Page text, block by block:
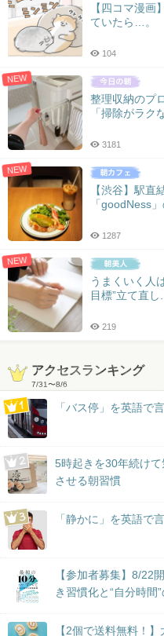
【四コマ漫画
ていたら…。
104
NEW
整理収納のプ
「掃除がラク
3181
NEW
【渋谷】駅直
「goodNess
1287
NEW
うまくいく人
目標”立て直し...
219
アクセスランキング
7/31〜8/6
「バス停」を英語で
5時起きを30年続け
させる朝習慣
「静かに」を英語で
【参加者募集】8/22
き習慣化と“自分時間
【2個で送料無料！